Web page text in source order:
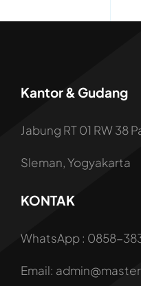
Kantor & Gudang
Jabung RT 01 RW 38
Sleman, Yogyakarta
KONTAK
WhatsApp : 0858-
Email: